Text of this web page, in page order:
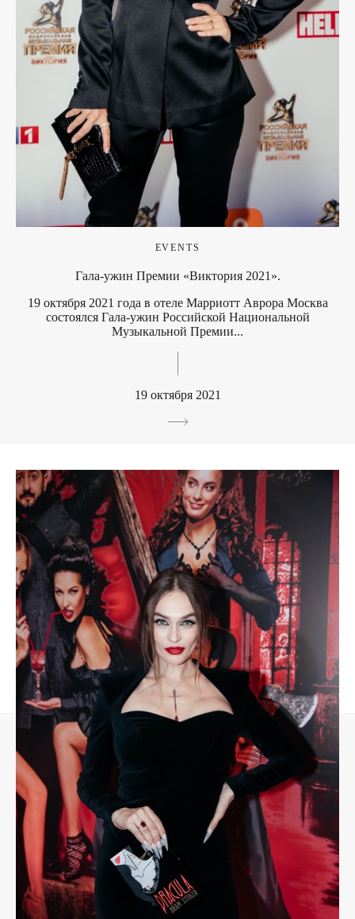
EVENTS
Гала-ужин Премии «Виктория 2021».
19 октября 2021 года в отеле Марриотт Аврора Москва
состоялся Гала-ужин Российской Национальной
Музыкальной Премии...
19 октября 2021